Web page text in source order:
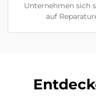
Unternehmen sich
auf